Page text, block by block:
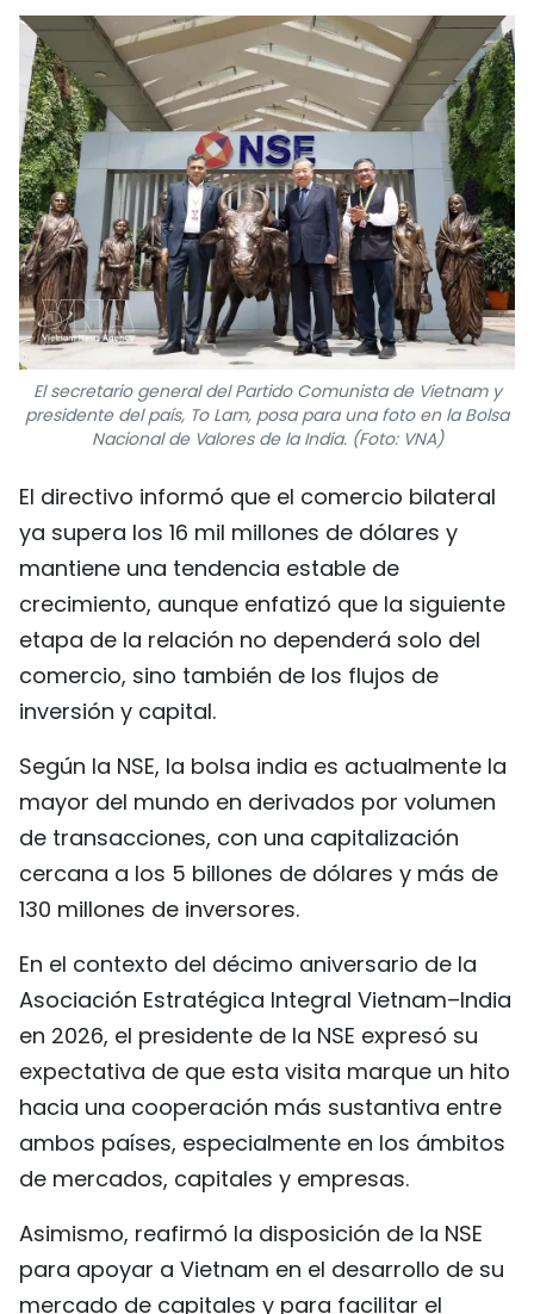
El secretario general del Partido Comunista de Vietnam y
presidente del país, To Lam, posa para una foto en la Bolsa
Nacional de Valores de la India. (Foto: VNA)
El directivo informó que el comercio bilateral
ya supera los 16 mil millones de dólares y
mantiene una tendencia estable de
crecimiento, aunque enfatizó que la siguiente
etapa de la relación no dependerá solo del
comercio, sino también de los flujos de
inversión y capital.
Según la NSE, la bolsa india es actualmente la
mayor del mundo en derivados por volumen
de transacciones, con una capitalización
cercana a los 5 billones de dólares y más de
130 millones de inversores.
En el contexto del décimo aniversario de la
Asociación Estratégica Integral Vietnam–India
en 2026, el presidente de la NSE expresó su
expectativa de que esta visita marque un hito
hacia una cooperación más sustantiva entre
ambos países, especialmente en los ámbitos
de mercados, capitales y empresas.
Asimismo, reafirmó la disposición de la NSE
para apoyar a Vietnam en el desarrollo de su
mercado de capitales y para facilitar el